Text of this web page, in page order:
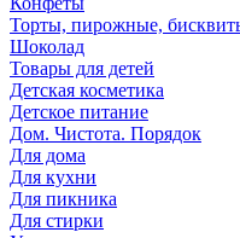
Торты, пирожные,
Шоколад
Товары для детей
Детская косметика
Детское питание
Дом. Чистота. Порядок
Для дома
Для кухни
Для пикника
Для стирки